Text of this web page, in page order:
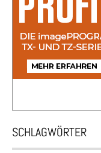
SCHLAGWÖRTER